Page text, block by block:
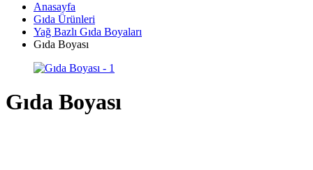
Anasayfa
Gıda Ürünleri
Yağ Bazlı Gıda Boyaları
Gıda Boyası
Gıda Boyası